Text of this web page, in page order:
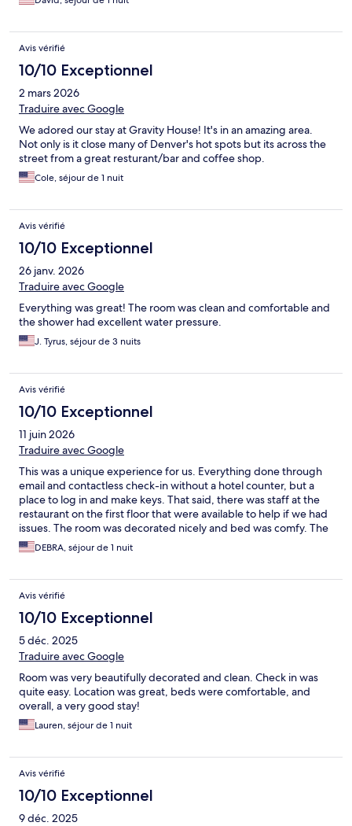
Avis vérifié
10/10 Exceptionnel
2 mars 2026
Traduire avec Google
We adored our stay at Gravity House! It's in an amazing area.
Not only is it close many of Denver's hot spots but its across the
street from a great resturant/bar and coffee shop.
Cole, séjour de 1 nuit
Avis vérifié
10/10 Exceptionnel
26 janv. 2026
Traduire avec Google
Everything was great! The room was clean and comfortable and
the shower had excellent water pressure.
J. Tyrus, séjour de 3 nuits
Avis vérifié
10/10 Exceptionnel
11 juin 2026
Traduire avec Google
This was a unique experience for us. Everything done through
email and contactless check-in without a hotel counter, but a
place to log in and make keys. That said, there was staff at the
restaurant on the first floor that were available to help if we had
issues. The room was decorated nicely and bed was comfy. The
neighborhood is full of restaurants and very walkable. I think the
best restaurant might be in the hotel itself. They had great
fashioneds looked incredible too) and the food looked delicious.
Looked like an upscale dining option. We were getting picked
up by friends so asked for a late checkout since we had
nowhere to put our bags. They easily accommodated us. Great
option in the Highlands.
DEBRA, séjour de 1 nuit
Avis vérifié
10/10 Exceptionnel
5 déc. 2025
Traduire avec Google
Room was very beautifully decorated and clean. Check in was
quite easy. Location was great, beds were comfortable, and
overall, a very good stay!
Lauren, séjour de 1 nuit
Avis vérifié
10/10 Exceptionnel
9 déc. 2025